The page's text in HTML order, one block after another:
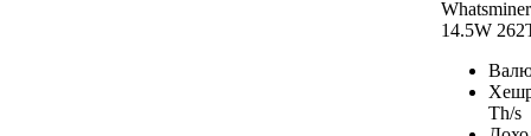
14.5W
Th/s